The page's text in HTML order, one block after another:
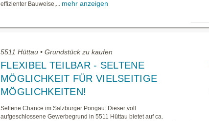
effizienter Bauweise,... mehr anzeigen
5511 Hüttau • Grundstück zu kaufen
FLEXIBEL TEILBAR - SELTENE
MÖGLICHKEIT FÜR VIELSEITIGE
MÖGLICHKEITEN!
Seltene Chance im Salzburger Pongau: Dieser voll
aufgeschlossene Gewerbegrund in 5511 Hüttau bietet auf ca.